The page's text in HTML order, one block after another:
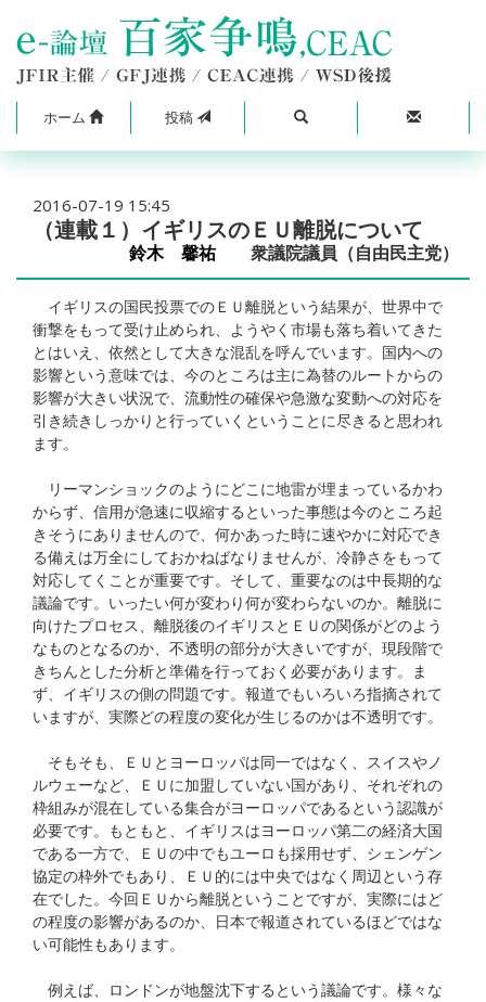
ホーム 投稿
2016-07-19 15:45
（連載１）イギリスのＥＵ離脱について
鈴木 馨祐 衆議院議員（自由民主党）
イギリスの国民投票でのＥＵ離脱という結果が、世界中で
衝撃をもって受け止められ、ようやく市場も落ち着いてきた
とはいえ、依然として大きな混乱を呼んでいます。国内への
影響という意味では、今のところは主に為替のルートからの
影響が大きい状況で、流動性の確保や急激な変動への対応を
引き続きしっかりと行っていくということに尽きると思われ
ます。
リーマンショックのようにどこに地雷が埋まっているかわ
からず、信用が急速に収縮するといった事態は今のところ起
きそうにありませんので、何かあった時に速やかに対応でき
る備えは万全にしておかねばなりませんが、冷静さをもって
対応してくことが重要です。そして、重要なのは中長期的な
議論です。いったい何が変わり何が変わらないのか。離脱に
向けたプロセス、離脱後のイギリスとＥＵの関係がどのよう
なものとなるのか、不透明の部分が大きいですが、現段階で
きちんとした分析と準備を行っておく必要があります。ま
ず、イギリスの側の問題です。報道でもいろいろ指摘されて
いますが、実際どの程度の変化が生じるのかは不透明です。
そもそも、ＥＵとヨーロッパは同一ではなく、スイスやノ
ルウェーなど、ＥＵに加盟していない国があり、それぞれの
枠組みが混在している集合がヨーロッパであるという認識が
必要です。もともと、イギリスはヨーロッパ第二の経済大国
である一方で、ＥＵの中でもユーロも採用せず、シェンゲン
協定の枠外でもあり、ＥＵ的には中央ではなく周辺という存
在でした。今回ＥＵから離脱ということですが、実際にはど
の程度の影響があるのか、日本で報道されているほどではな
い可能性もあります。
例えば、ロンドンが地盤沈下するという議論です。様々な